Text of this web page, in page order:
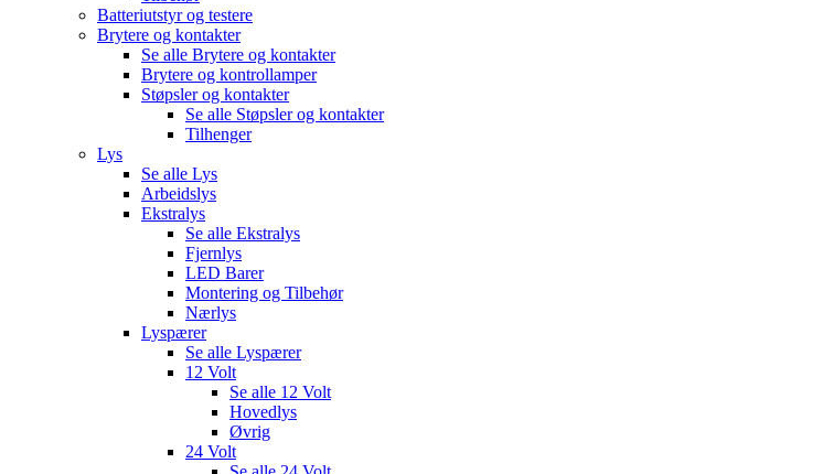
Batteriutstyr og testere
Brytere og kontakter
Se alle Brytere og kontakter
Brytere og kontrollamper
Støpsler og kontakter
Se alle Støpsler og kontakter
Tilhenger
Lys
Se alle Lys
Arbeidslys
Ekstralys
Se alle Ekstralys
Fjernlys
LED Barer
Montering og Tilbehør
Nærlys
Lyspærer
Se alle Lyspærer
12 Volt
Se alle 12 Volt
Hovedlys
Øvrig
24 Volt